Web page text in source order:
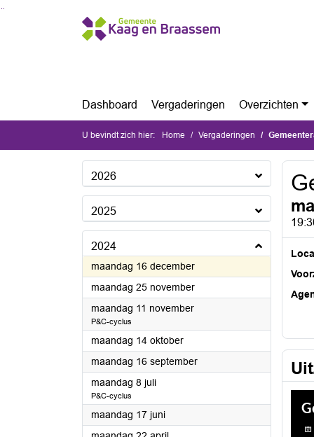
Ga naar de inhoud van deze pagina
Ga naar het zoeken
Ga naar het menu
Dashboard Vergaderingen Overzichten
U bevindt zich hier: Home Vergaderingen
2026
2025
2024
maandag 16 december2024
maandag 25 november2024
maandag 11 november2024
P&C-cyclus
maandag 14 oktober2024
maandag 16 september2024
maandag 8 juli2024
P&C-cyclus
maandag 17 juni2024